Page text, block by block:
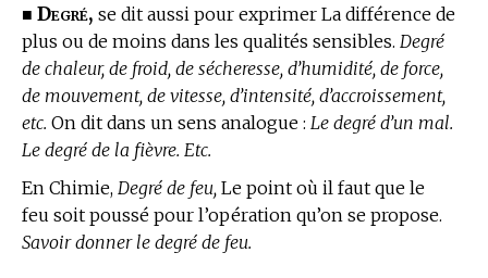
■ Degré, se dit aussi pour exprimer La différence de
plus ou de moins dans les qualités sensibles. Degré
de chaleur, de froid, de sécheresse, d’humidité, de force,
de mouvement, de vitesse, d’intensité, d’accroissement,
etc. On dit dans un sens analogue : Le degré d’un mal.
Le degré de la fièvre. Etc.
En Chimie, Degré de feu, Le point où il faut que le
feu soit poussé pour l’opération qu’on se propose.
Savoir donner le degré de feu.